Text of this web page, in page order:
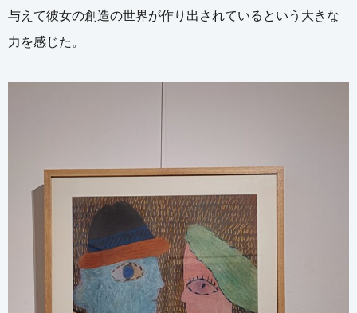
与えて彼女の創造の世界が作り出されているという大きな
力を感じた。